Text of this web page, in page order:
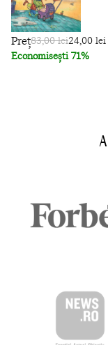
Preț83,00 lei24,00 lei
Economisești 71%